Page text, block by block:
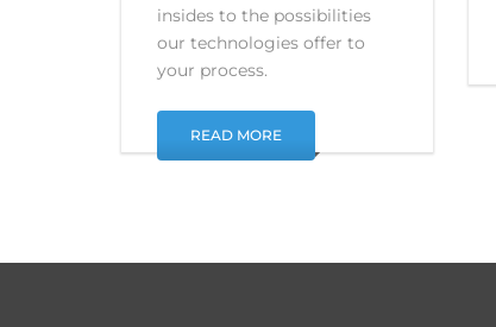
insides to the possibilities
our technologies offer to
your process.
READ MORE